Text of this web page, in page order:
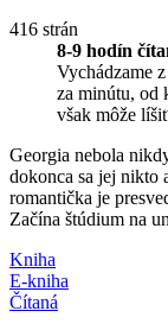
416 strán
8-9 hodín
Vychádzame
za minútu, od
však môže
Georgia nebola
dokonca sa jej nikto
romantička je
Začína štúdium na
Kniha
E-kniha
Čítaná